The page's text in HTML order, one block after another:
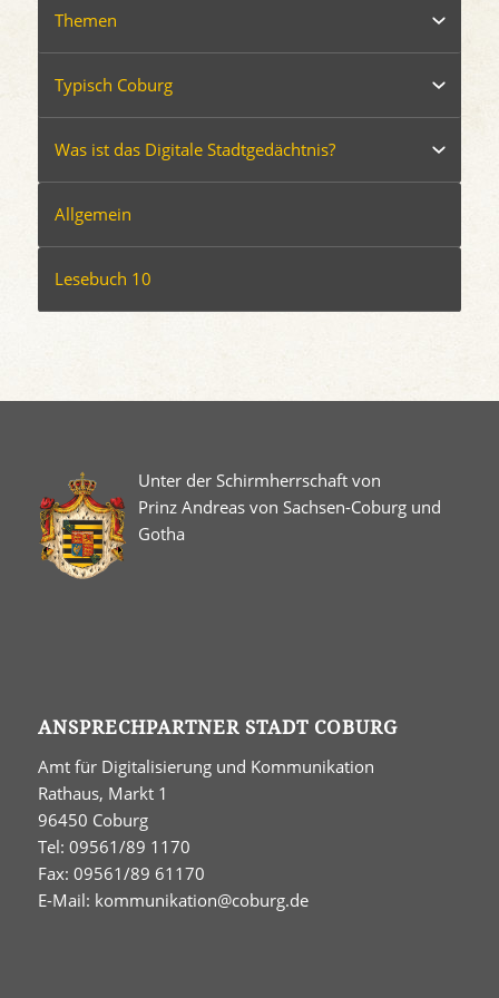
Themen
Typisch Coburg
Was ist das Digitale Stadtgedächtnis?
Allgemein
Lesebuch 10
Unter der Schirmherrschaft von
Prinz Andreas von Sachsen-Coburg und
Gotha
ANSPRECHPARTNER STADT COBURG
Amt für Digitalisierung und Kommunikation
Rathaus, Markt 1
96450 Coburg
Tel: 09561/89 1170
Fax: 09561/89 61170
E-Mail: kommunikation@coburg.de